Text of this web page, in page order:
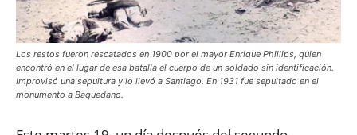
Los restos fueron rescatados en 1900 por el mayor Enrique Phillips, quien
encontró en el lugar de esa batalla el cuerpo de un soldado sin identificación.
Improvisó una sepultura y lo llevó a Santiago. En 1931 fue sepultado en el
monumento a Baquedano.